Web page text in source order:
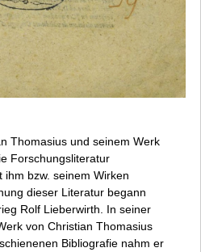
Thomasius und seinem Werk
Forschungsliteratur
bzw. seinem Wirken
dieser Literatur begann
Rolf Lieberwirth. In seiner
von Christian Thomasius
Bibliografie nahm er